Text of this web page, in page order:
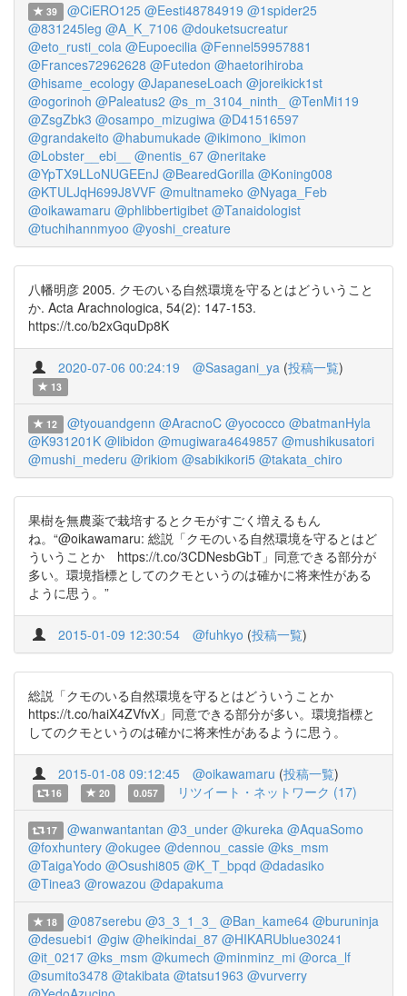
39 @CiERO125 @Eesti48784919 @1spider25
@831245leg @A_K_7106 @douketsucreatur
@eto_rusti_cola @Eupoecilia @Fennel59957881
@Frances72962628 @Futedon @haetorihiroba
@hisame_ecology @JapaneseLoach @joreikick1st
@ogorinoh @Paleatus2 @s_m_3104_ninth_
@TenMi119
@ZsgZbk3 @osampo_mizugiwa @D41516597
@grandakeito @habumukade @ikimono_ikimon
@Lobster__ebi__
@nentis_67 @neritake
@YpTX9LLoNUGEEnJ @BearedGorilla @Koning008
@KTULJqH699J8VVF @multnameko @Nyaga_Feb
@oikawamaru @phlibbertigibet @Tanaidologist
@tuchihannmyoo @yoshi_creature
八幡明彦 2005. クモのいる自然環境を守るとはどういうこと
か. Acta Arachnologica, 54(2): 147-153.
https://t.co/b2xGquDp8K
2020-07-06 00:24:19 @Sasagani_ya (投稿一覧)
13
12 @tyouandgenn @AracnoC @yococco @batmanHyla
@K931201K @libidon @mugiwara4649857 @mushikusatori
@mushi_mederu @rikiom @sabikikori5 @takata_chiro
果樹を無農薬で栽培するとクモがすごく増えるもん
ね。“@oikawamaru: 総説「クモのいる自然環境を守るとはど
ういうことか https://t.co/3CDNesbGbT」同意できる部分が
多い。環境指標としてのクモというのは確かに将来性がある
ように思う。”
2015-01-09 12:30:54 @fuhkyo (投稿一覧)
総説「クモのいる自然環境を守るとはどういうことか
https://t.co/haiX4ZVfvX」同意できる部分が多い。環境指標と
してのクモというのは確かに将来性があるように思う。
2015-01-08 09:12:45 @oikawamaru (投稿一覧)
16 20 0.057 リツイート・ネットワーク (17)
17 @wanwantantan @3_under @kureka @AquaSomo
@foxhuntery @okugee @dennou_cassie @ks_msm
@TaigaYodo @Osushi805 @K_T_bpqd @dadasiko
@Tinea3 @rowazou @dapakuma
18 @087serebu @3_3_1_3_ @Ban_kame64 @buruninja
@desuebi1 @giw @heikindai_87 @HIKARUblue30241
@it_0217 @ks_msm @kumech @minminz_mi @orca_lf
@sumito3478 @takibata @tatsu1963 @vurverry